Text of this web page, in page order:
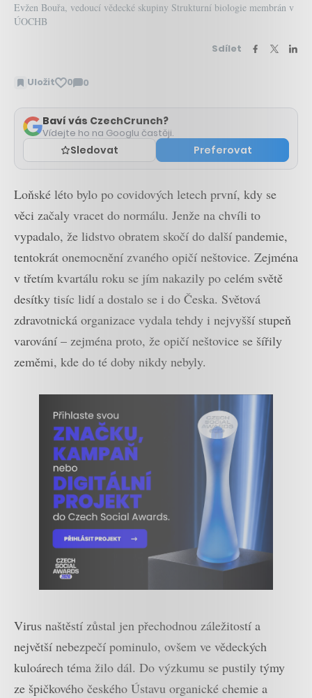
Evžen Bouřa, vedoucí vědecké skupiny Strukturní biologie membrán v
ÚOCHB
Sdílet
Uložit 0 0
Zobrazit
Baví vás CzechCrunch?
Vídejte ho na Googlu častěji.
Sledovat Preferovat
Loňské léto bylo po covidových letech první, kdy se
věci začaly vracet do normálu. Jenže na chvíli to
vypadalo, že lidstvo obratem skočí do další pandemie,
tentokrát onemocnění zvaného opičí neštovice. Zejména
v třetím kvartálu roku se jím nakazily po celém světě
desítky tisíc lidí a dostalo se i do Česka. Světová
zdravotnická organizace vydala tehdy i nejvyšší stupeň
varování – zejména proto, že opičí neštovice se šířily
zeměmi, kde do té doby nikdy nebyly.
Virus naštěstí zůstal jen přechodnou záležitostí a
největší nebezpečí pominulo, ovšem ve vědeckých
kuloárech téma žilo dál. Do výzkumu se pustily týmy
ze špičkového českého Ústavu organické chemie a